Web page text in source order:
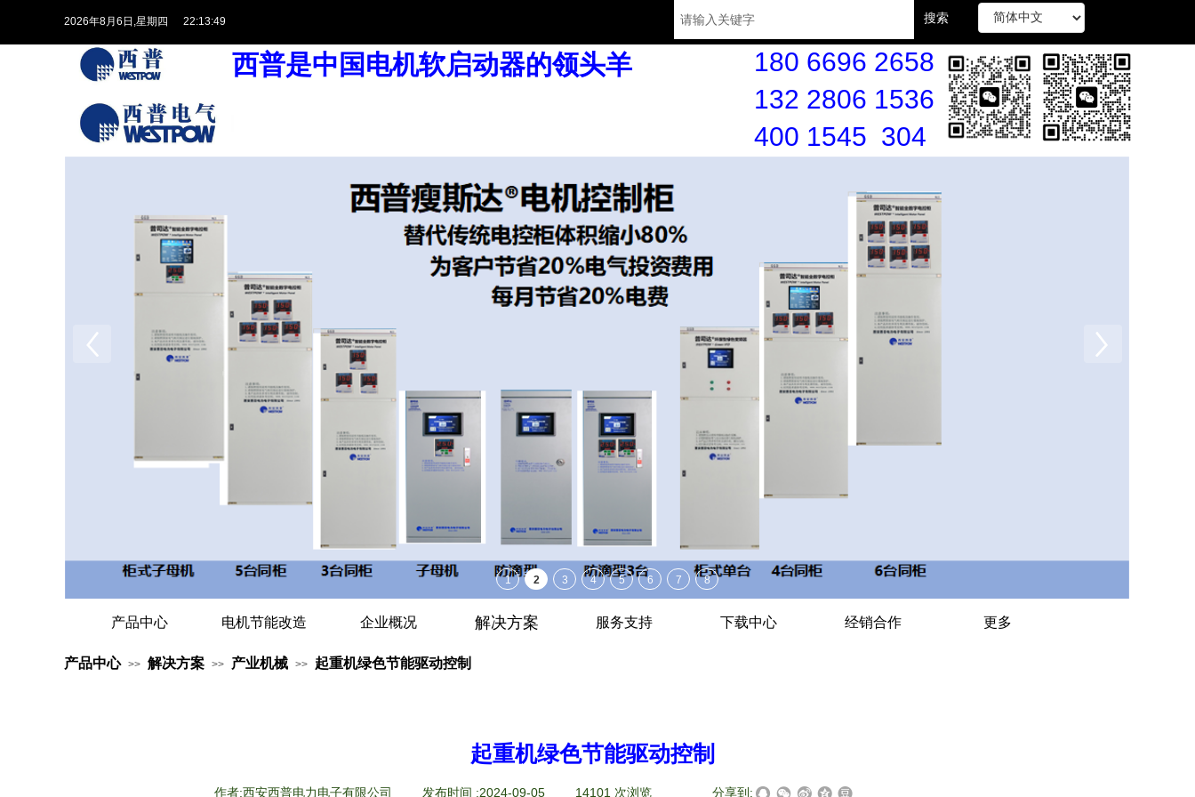
搜索
2026年8月 6 日 ,星期四 22:13:50
180 6696 2658
132 2806 1536
400 1545 304
西普是中国电机软启动器的领头羊
产品中心 电机节能改造 企业概况 解决方案 服务支持 下载中心 经销合作 更多
产品中心 >> 解决方案 >> 产业机械 >> 起重机绿色节能驱动控制
起重机绿色节能驱动控制
作者:西安西普电力电子有限公司 发布时间 :2024-09-05 14101 次浏览 分享到: